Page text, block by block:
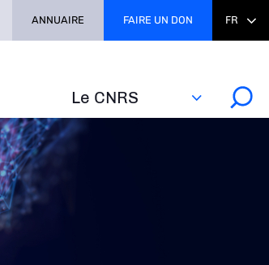
Le CNRS
ANNUAIRE FAIRE UN DON FR